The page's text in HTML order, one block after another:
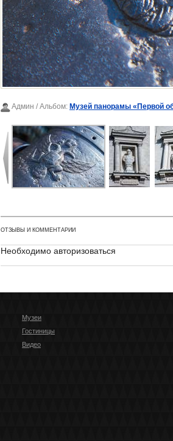
Админ / Альбом: Музей панорамы «Первой
ОТЗЫВЫ И КОММЕНТАРИИ
Необходимо авторизоваться
Музеи
Гостиницы
Видео